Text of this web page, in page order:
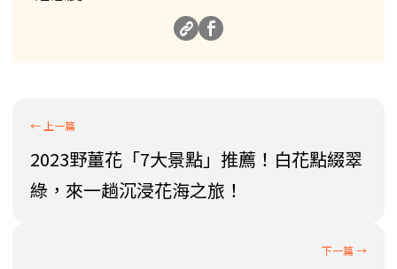
2023野薑花「7大景點」推薦！白花點綴翠
綠，來一趟沉浸花海之旅！